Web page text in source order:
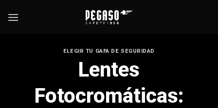
ELEGIR TU GAFA DE SEGURIDAD
Lentes
Fotocromáticas: